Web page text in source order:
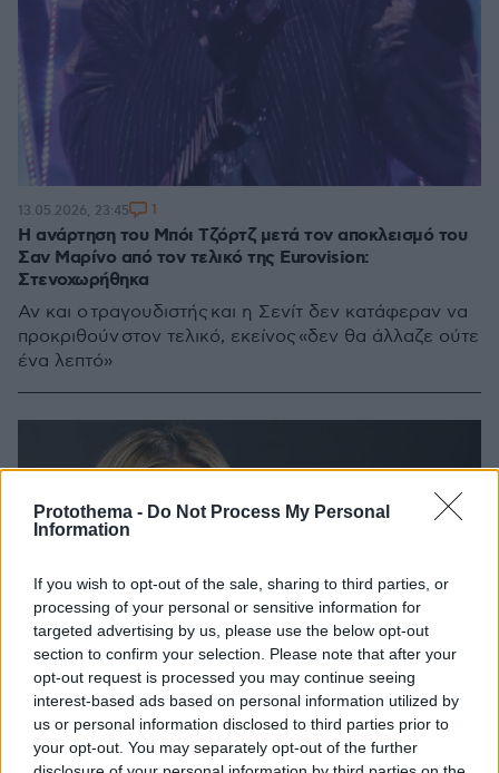
Protothema - Do Not Process My Personal
Information
If you wish to opt-out of the sale, sharing to third parties, or
processing of your personal or sensitive information for
targeted advertising by us, please use the below opt-out
section to confirm your selection. Please note that after your
opt-out request is processed you may continue seeing
interest-based ads based on personal information utilized by
us or personal information disclosed to third parties prior to
your opt-out. You may separately opt-out of the further
Η ανάρτηση του Μπόι Τζόρτζ μετά τον αποκλεισμό του
Σαν Μαρίνο από τον τελικό της Eurovision:
Στενοχωρήθηκα
Αν και ο τραγουδιστής και η Σενίτ δεν κατάφεραν να
προκριθούν στον τελικό, εκείνος «δεν θα άλλαζε ούτε
ένα λεπτό»
13.05.2026, 23:45 1